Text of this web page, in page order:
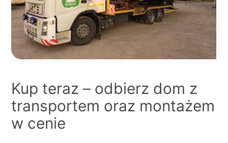
Kup teraz – odbierz dom z
transportem oraz montażem
w cenie